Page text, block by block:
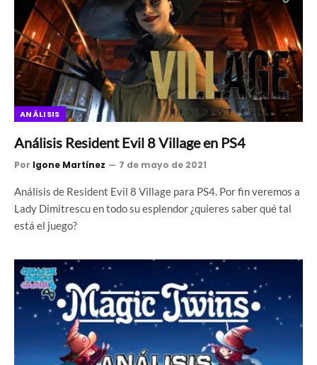
ANÁLISIS
Análisis Resident Evil 8 Village en PS4
Por Igone Martínez 7 de mayo de 2021
Análisis de Resident Evil 8 Village para PS4. Por fin veremos a
Lady Dimitrescu en todo su esplendor ¿quieres saber qué tal
está el juego?